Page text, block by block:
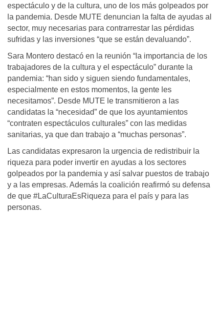
espectáculo y de la cultura, uno de los más golpeados por
la pandemia. Desde MUTE denuncian la falta de ayudas al
sector, muy necesarias para contrarrestar las pérdidas
sufridas y las inversiones “que se están devaluando”.
Sara Montero destacó en la reunión “la importancia de los
trabajadores de la cultura y el espectáculo” durante la
pandemia: “han sido y siguen siendo fundamentales,
especialmente en estos momentos, la gente les
necesitamos”. Desde MUTE le transmitieron a las
candidatas la “necesidad” de que los ayuntamientos
“contraten espectáculos culturales” con las medidas
sanitarias, ya que dan trabajo a “muchas personas”.
Las candidatas expresaron la urgencia de redistribuir la
riqueza para poder invertir en ayudas a los sectores
golpeados por la pandemia y así salvar puestos de trabajo
y a las empresas. Además la coalición reafirmó su defensa
de que #LaCulturaEsRiqueza para el país y para las
personas.